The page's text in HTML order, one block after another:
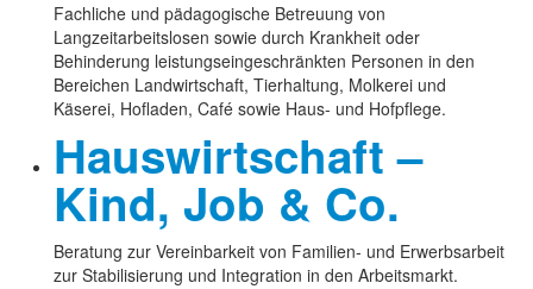
Fachliche und pädagogische Betreuung von
Langzeitarbeitslosen sowie durch Krankheit oder
Behinderung leistungseingeschränkten Personen in den
Bereichen Landwirtschaft, Tierhaltung, Molkerei und
Käserei, Hofladen, Café sowie Haus- und Hofpflege.
Hauswirtschaft –
Kind, Job & Co.
Beratung zur Vereinbarkeit von Familien- und Erwerbsarbeit
zur Stabilisierung und Integration in den Arbeitsmarkt.